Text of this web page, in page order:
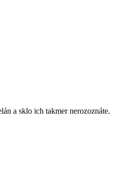
a sklo ich takmer nerozoznáte.